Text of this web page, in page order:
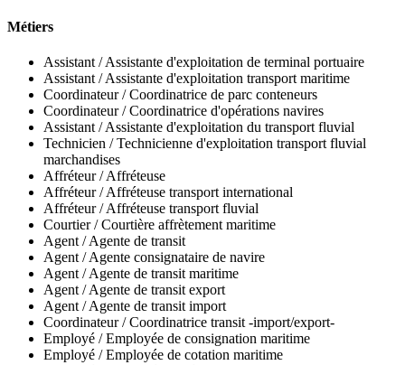
Métiers
Assistant / Assistante d'exploitation de terminal portuaire
Assistant / Assistante d'exploitation transport maritime
Coordinateur / Coordinatrice de parc conteneurs
Coordinateur / Coordinatrice d'opérations navires
Assistant / Assistante d'exploitation du transport fluvial
Technicien / Technicienne d'exploitation transport fluvial
marchandises
Affréteur / Affréteuse
Affréteur / Affréteuse transport international
Affréteur / Affréteuse transport fluvial
Courtier / Courtière affrètement maritime
Agent / Agente de transit
Agent / Agente consignataire de navire
Agent / Agente de transit maritime
Agent / Agente de transit export
Agent / Agente de transit import
Coordinateur / Coordinatrice transit -import/export-
Employé / Employée de consignation maritime
Employé / Employée de cotation maritime